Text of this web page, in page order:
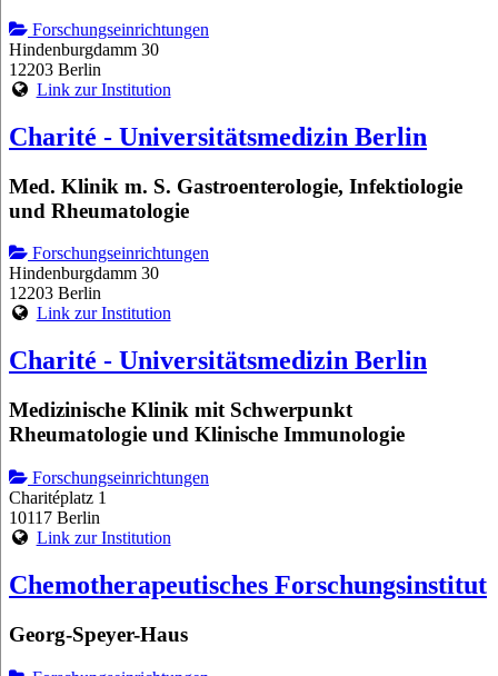
Forschungseinrichtungen
Hindenburgdamm 30
12203 Berlin
Link zur Institution
Charité - Universitätsmedizin Berlin
Med. Klinik m. S. Gastroenterologie, Infektiologie
und Rheumatologie
Forschungseinrichtungen
Hindenburgdamm 30
12203 Berlin
Link zur Institution
Charité - Universitätsmedizin Berlin
Medizinische Klinik mit Schwerpunkt
Rheumatologie und Klinische Immunologie
Forschungseinrichtungen
Charitéplatz 1
10117 Berlin
Link zur Institution
Chemotherapeutisches Forschungsinstitut
Georg-Speyer-Haus